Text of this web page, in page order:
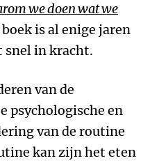
we doen wat we
is al enige jaren
snel in kracht.
van de
psychologische en
van de routine
kan zijn het eten